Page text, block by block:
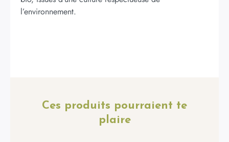
l’environnement.
Ces produits pourraient te
plaire